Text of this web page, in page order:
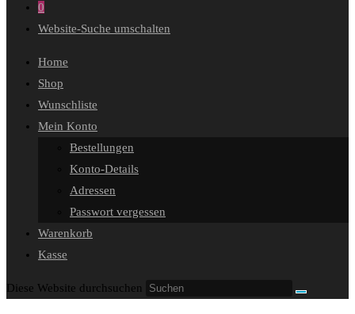
0
Website-Suche umschalten
Home
Shop
Wunschliste
Mein Konto
Bestellungen
Konto-Details
Adressen
Passwort vergessen
Warenkorb
Kasse
Diese Website durchsuchen